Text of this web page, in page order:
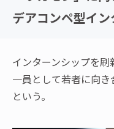
デアコンペ型イ
インターンシップを
一員として若者に向
という。